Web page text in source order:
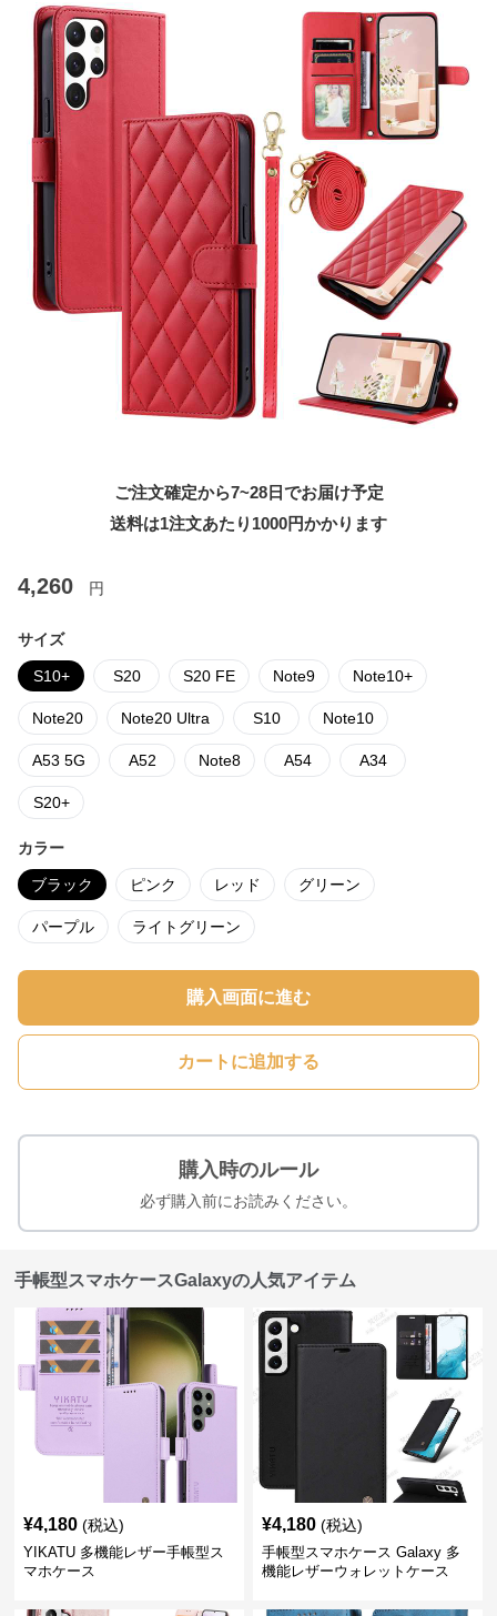
ご注文確定から7~28日でお届け予定
送料は1注文あたり 1000円かかります
4,260 円
サイズ
S10+ S20 S20 FE Note9 Note10+
Note20 Note20 Ultra S10 Note10
A53 5G A52 Note8 A54 A34
S20+
カラー
ブラック ピンク レッド グリーン
パープル ライトグリーン
購入画面に進む
カートに追加する
購入時のルール
必ず購入前にお読みください。
手帳型スマホケースGalaxyの人気アイテム
¥4,180 (税込)
YIKATU 多機能レザー手帳型ス
マホケース
¥4,180 (税込)
手帳型スマホケース Galaxy 多
機能レザーウォレットケース